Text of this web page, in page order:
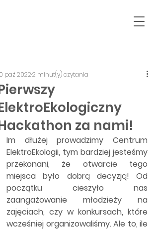
za nami!
paź 20222 minut(y) czytania
Im dłużej prowadzimy Centrum
ElektroEkologii, tym bardziej jesteśmy
przekonani, że otwarcie tego
miejsca było dobrą decyzją! Od
początku cieszyło nas
zaangażowanie młodzieży na
zajęciach, czy w konkursach, które
wcześniej organizowaliśmy. Ale to, ile